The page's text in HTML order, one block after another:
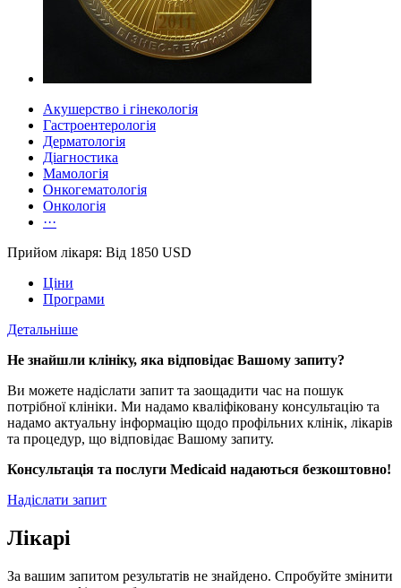
Акушерство і гінекологія
Гастроентерологія
Дерматологія
Діагностика
Мамологія
Онкогематологія
Онкологія
···
Прийом лікаря: Від 1850 USD
Ціни
Програми
Детальніше
Не знайшли клініку, яка відповідає Вашому запиту?
Ви можете надіслати запит та заощадити час на пошук
потрібної клініки. Ми надамо кваліфіковану консультацію та
надамо актуальну інформацію щодо профільних клінік, лікарів
та процедур, що відповідає Вашому запиту.
Консультація та послуги Medicaid надаються безкоштовно!
Надіслати запит
Лікарі
За вашим запитом результатів не знайдено. Спробуйте змінити